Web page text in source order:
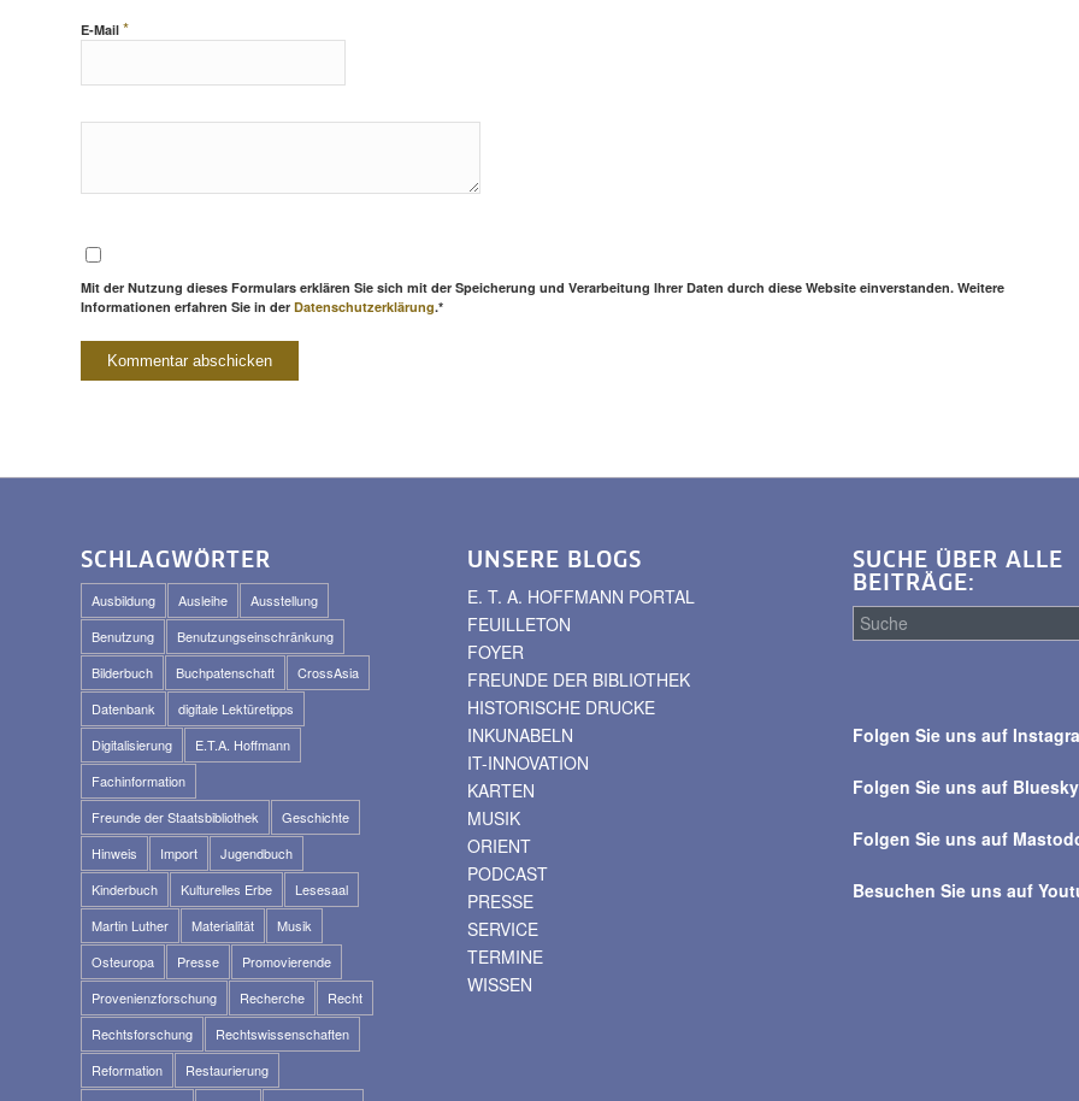
E-Mail *
Mit der Nutzung dieses Formulars erklären Sie sich mit der Speicherung und Verarbeitung Ihrer Daten durch diese Website einverstanden. Weitere
Informationen erfahren Sie in der Datenschutzerklärung.*
SCHLAGWÖRTER
Ausbildung Ausleihe
Ausstellung
Benutzung
Benutzungseinschränkung
Bilderbuch
Buchpatenschaft
CrossAsia
Datenbank
digitale Lektüretipps
Digitalisierung
E.T.A. Hoffmann
Fachinformation
Freunde der Staatsbibliothek
Geschichte
Hinweis
Import
Jugendbuch
Kinderbuch
Kulturelles Erbe
Lesesaal
Martin Luther
Materialität
Musik
Osteuropa
Presse
Promovierende
Provenienzforschung
Recherche
Recht
Rechtsforschung
Rechtswissenschaften
Reformation
Restaurierung
UNSERE BLOGS
E. T. A. HOFFMANN PORTAL
FEUILLETON
FOYER
FREUNDE DER BIBLIOTHEK
HISTORISCHE DRUCKE
INKUNABELN
IT-INNOVATION
KARTEN
MUSIK
ORIENT
PODCAST
PRESSE
SERVICE
TERMINE
WISSEN
SUCHE ÜBER ALLE
BEITRÄGE:
alle
Folgen Sie uns auf
Folgen Sie uns auf Bluesky
Folgen Sie uns auf
Besuchen Sie uns auf